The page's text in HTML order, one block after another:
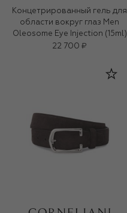
Концетрированный гель для
области вокруг глаз Men
Oleosome Eye Injection (15ml)
22 700 ₽